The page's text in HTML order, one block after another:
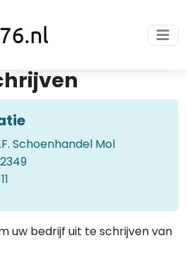
Schoenhandel Mol
uw bedrijf uit te schrijven van